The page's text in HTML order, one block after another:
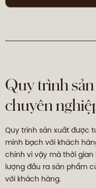
Quy trình
chuyên
Quy trình sản xuất được
minh bạch với khách
chính vì vậy mà thời
lượng đầu ra sản phẩm
với khách hàng.